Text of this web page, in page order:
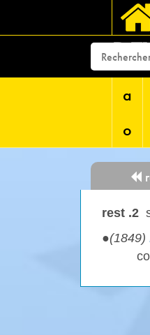
a
o
rest .2
●(1849)